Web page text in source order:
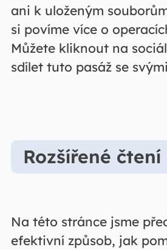
ani k uloženým
si povíme více o
Můžete kliknout na
sdílet tuto pasáž se
Rozšířené čtení
Na této stránce jsme
efektivní způsob, jak